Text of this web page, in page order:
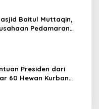
Baitul Muttaqin,
Pedamaran
Presiden dari
60 Hewan Kurban